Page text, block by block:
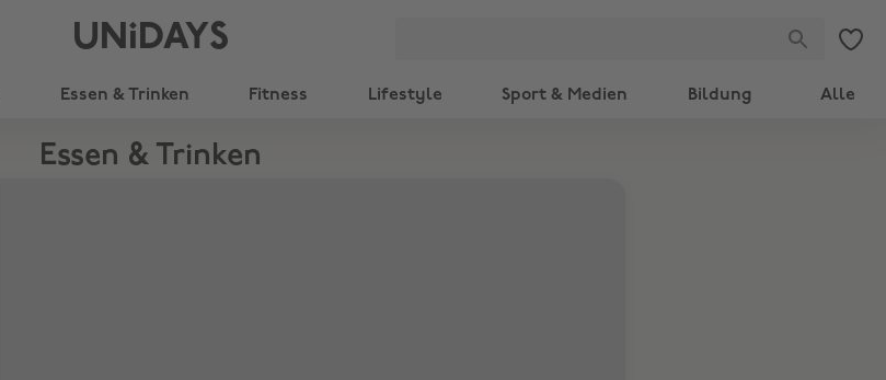
UNiDAYS
Essen & Trinken Fitness Lifestyle Sport & Medien Bildung Alle
Essen & Trinken